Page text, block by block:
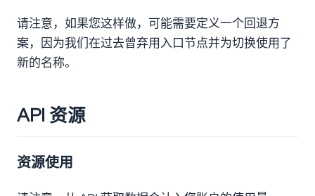
请注意，如果您这样做，可能需要定义一个回退方
案，因为我们在过去曾弃用入口节点并为切换使用了
新的名称。
API 资源
资源使用